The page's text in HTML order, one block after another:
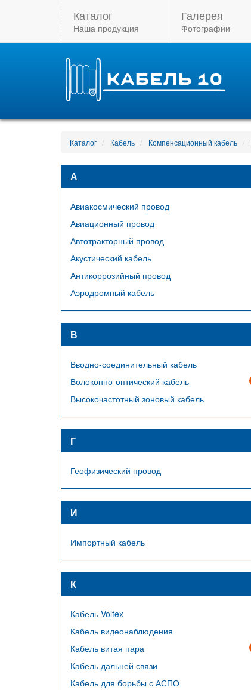
Каталог
Наша продукция
Галерея
Фотографии
Каталог Кабель Компенсационный кабель
А
Авиакосмический провод
Авиационный провод
Автотракторный провод
Акустический кабель
Антикоррозийный провод
Аэродромный кабель
В
Вводно-соединительный кабель
Волоконно-оптический кабель
Высокочастотный зоновый кабель
Г
Геофизический провод
И
Импортный кабель
К
Кабель Voltex
Кабель видеонаблюдения
Кабель витая пара
Кабель дальней связи
Кабель для борьбы с АСПО